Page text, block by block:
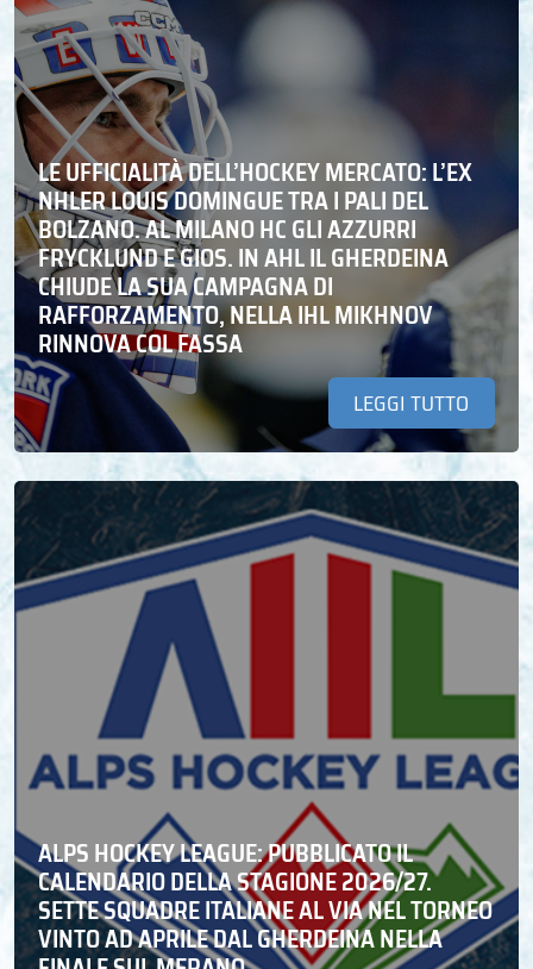
LE UFFICIALITÀ DELL’HOCKEY MERCATO: L’EX
NHLER LOUIS DOMINGUE TRA I PALI DEL
BOLZANO. AL MILANO HC GLI AZZURRI
FRYCKLUND E GIOS. IN AHL IL GHERDEINA
CHIUDE LA SUA CAMPAGNA DI
RAFFORZAMENTO, NELLA IHL MIKHNOV
RINNOVA COL FASSA
LEGGI TUTTO
ALPS HOCKEY LEAGUE: PUBBLICATO IL
CALENDARIO DELLA STAGIONE 2026/27.
SETTE SQUADRE ITALIANE AL VIA NEL TORNEO
VINTO AD APRILE DAL GHERDEINA NELLA